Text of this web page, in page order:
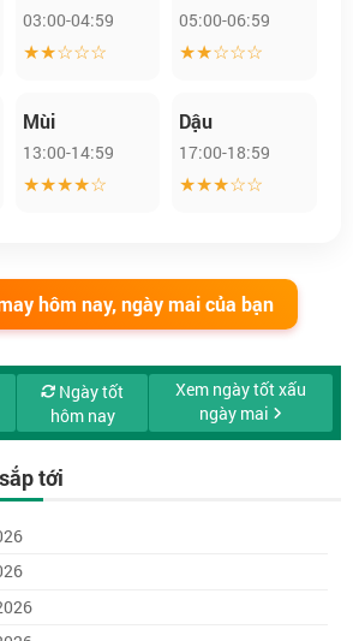
03:00-04:59
★★☆☆☆
05:00-06:59
★★☆☆☆
Mùi
13:00-14:59
★★★★☆
Dậu
17:00-18:59
★★★☆☆
hôm nay, ngày mai của bạn
Ngày tốt
hôm nay
Xem ngày tốt xấu
ngày mai
tới